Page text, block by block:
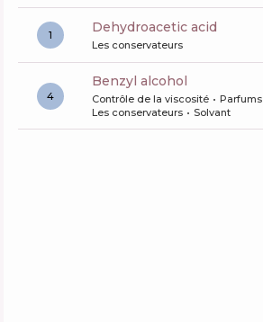
1 dehydroacetic acid
Les conservateurs
4
benzyl alcohol
Contrôle de la viscosité
Parfums
Les conservateurs
Solvant